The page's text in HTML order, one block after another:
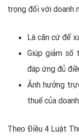
trọng đối với doanh
Là căn cứ để
Giúp giảm số
đáp ứng đủ
Ảnh hưởng
thuế của
Theo Điều 4 Luật